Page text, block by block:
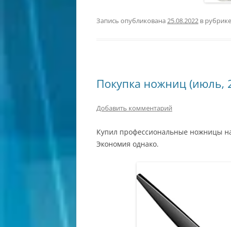
Запись опубликована 25.08.2022 в рубрике
Покупка ножниц (июль,
Добавить комментарий
Купил профессиональные ножницы
Экономия однако.